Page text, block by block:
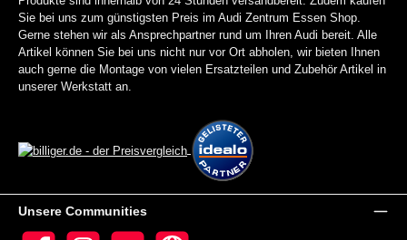
Sie bei uns zum günstigsten Preis im Audi Zentrum Essen Shop.
Gerne stehen wir als Ansprechpartner rund um Ihren Audi bereit. Alle
Artikel können Sie bei uns nicht nur vor Ort abholen, wir bieten Ihnen
auch gerne die Montage von vielen Ersatzteilen und Zubehör Artikel in
unserer Werkstatt an.
Unsere Communities